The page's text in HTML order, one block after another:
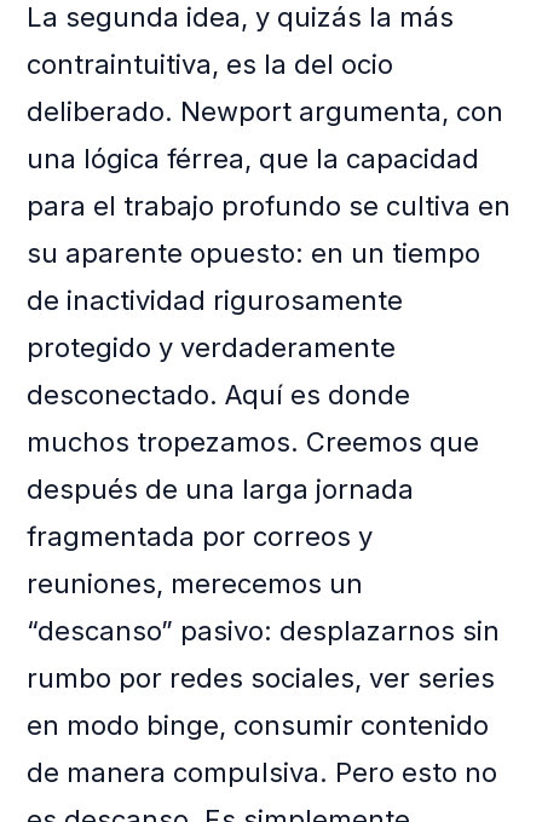
La segunda idea, y quizás la más
contraintuitiva, es la del ocio
deliberado. Newport argumenta, con
una lógica férrea, que la capacidad
para el trabajo profundo se cultiva en
su aparente opuesto: en un tiempo
de inactividad rigurosamente
protegido y verdaderamente
desconectado. Aquí es donde
muchos tropezamos. Creemos que
después de una larga jornada
fragmentada por correos y
reuniones, merecemos un
“descanso” pasivo: desplazarnos sin
rumbo por redes sociales, ver series
en modo binge, consumir contenido
de manera compulsiva. Pero esto no